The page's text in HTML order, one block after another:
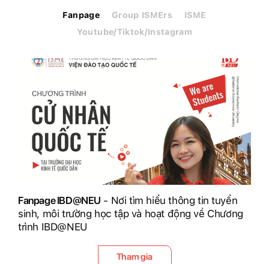
Fanpage Group ISMErs
ISME
Youtube/Tiktok/Instagram
Fanpage IBD@NEU - Nơi tìm hiểu thông tin tuyển
sinh, môi trường học tập và hoạt động về Chương
trình IBD@NEU
Tham gia